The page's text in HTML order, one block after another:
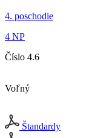
4. poschodie
4 NP
Číslo 4.6
Voľný
Štandardy